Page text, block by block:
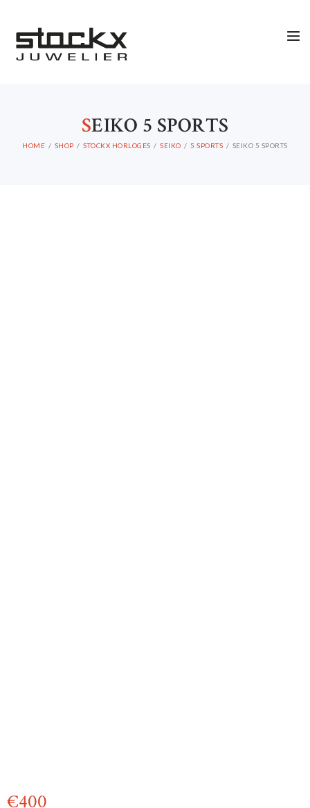
SEIKO 5 SPORTS
HOME SHOP STOCKX HORLOGES SEIKO 5 SPORTS SEIKO 5 SPORTS
STOCKX HORLOGES
STOCKX SIERADEN
€400